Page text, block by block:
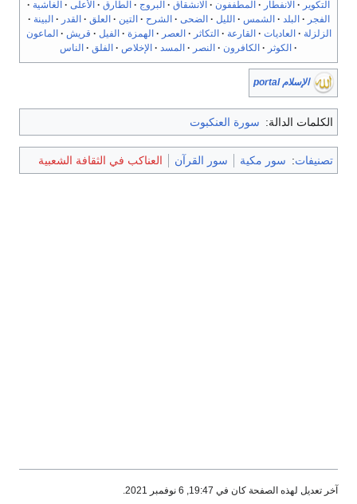
التكوير
الانفطار المطففون الانشقاق البروج الطارق الأعلى
الغاشية
الفجر
البلد الشمس الليل الضحى الشرح التين العلق القدر
البينة
الزلزلة
العاديات القارعة التكاثر العصر الهمزة الفيل قريش
الماعون
الكوثر
الكافرون النصر المسد الإخلاص الفلق الناس
الإسلام portal
الكلمات الدالة: سورة العنكبوت
تصنيفات: سور مكية سور القرآن العناكب في الثقافة الشعبية
آخر تعديل لهذه الصفحة كان في 19:47, 6 نوفمبر 2021.